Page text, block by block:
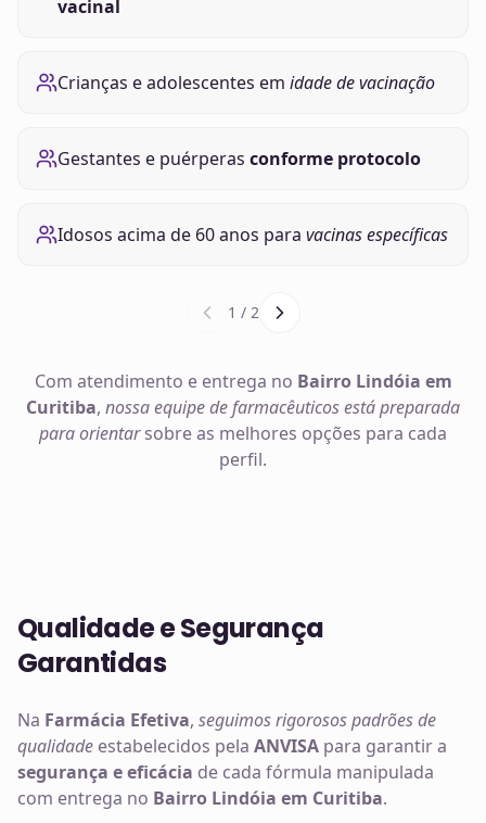
vacinal
Crianças e adolescentes em idade de vacinação
Gestantes e puérperas conforme protocolo
Idosos acima de 60 anos para vacinas específicas
1 / 2
Com atendimento e entrega no Bairro Lindóia em
Curitiba, nossa equipe de farmacêuticos está preparada
para orientarsobre as melhores opções para cada
perfil.
Qualidade e Segurança
Garantidas
Na Farmácia Efetiva, seguimos rigorosos padrões de
qualidade estabelecidos pela ANVISA para garantir a
segurança e eficácia de cada fórmula manipulada
com entrega no Bairro Lindóia em Curitiba.